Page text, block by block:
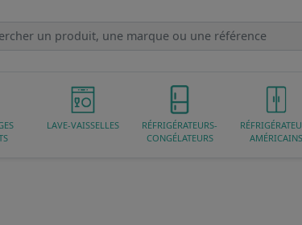
LAVE-VAISSELLES
RÉFRIGÉRATEURS-
CONGÉLATEURS
AMÉRICAINS